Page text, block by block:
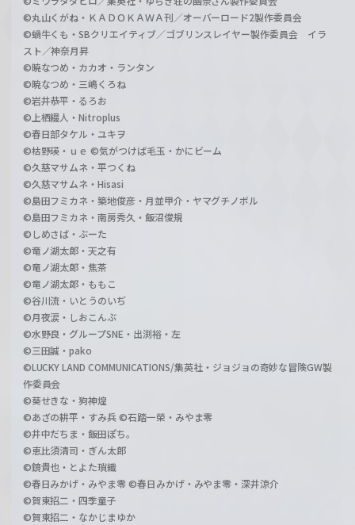
©丸山くがね・ＫＡＤＯＫＡＷＡ刊／オーバーロード2製作委員会
©蝸牛くも・SBクリエイティブ／ゴブリンスレイヤー製作委員会 イラ
スト／神奈月昇
©暁なつめ・カカオ・ランタン
©暁なつめ・三嶋くろね
©岩井恭平・るろお
©上栖綴人・Nitroplus
©春日部タケル・ユキヲ
©枯野瑛・ｕｅ ©気がつけば毛玉・かにビーム
©久慈マサムネ・平つくね
©久慈マサムネ・Hisasi
©島田フミカネ・築地俊彦・月並甲介・ヤマグチノボル
©島田フミカネ・南房秀久・飯沼俊規
©しめさば・ぶーた
©竜ノ湖太郎・天之有
©竜ノ湖太郎・焦茶
©竜ノ湖太郎・ももこ
©谷川流・いとうのいぢ
©月夜涙・しおこんぶ
©水野良・グループSNE・出渕裕・左
©三田誠・pako
©LUCKY LAND COMMUNICATIONS/集英社・ジョジョの奇妙な冒険GW製
作委員会
©葵せきな・狗神煌
©あざの耕平・すみ兵 ©石踏一榮・みやま零
©井中だちま・飯田ぽち。
©恵比須清司・ぎん太郎
©鏡貴也・とよた瑣織
©春日みかげ・みやま零 ©春日みかげ・みやま零・深井涼介
©賀東招二・四季童子
©賀東招二・なかじまゆか